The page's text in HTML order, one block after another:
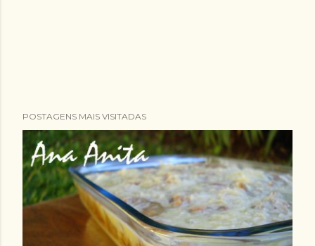
POSTAGENS MAIS VISITADAS